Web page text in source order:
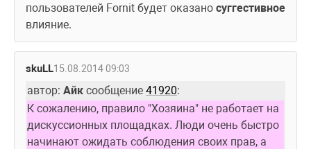
пользователей Fornit будет оказано суггестивное
влияние.
skuLL15.08.2014 09:03
автор: Айк сообщение 41920:
К сожалению, правило "Хозяина" не работает на
дискуссионных площадках. Люди очень быстро
начинают ожидать соблюдения своих прав, а